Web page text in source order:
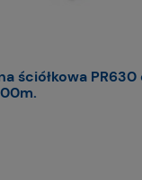
ściółkowa PR630